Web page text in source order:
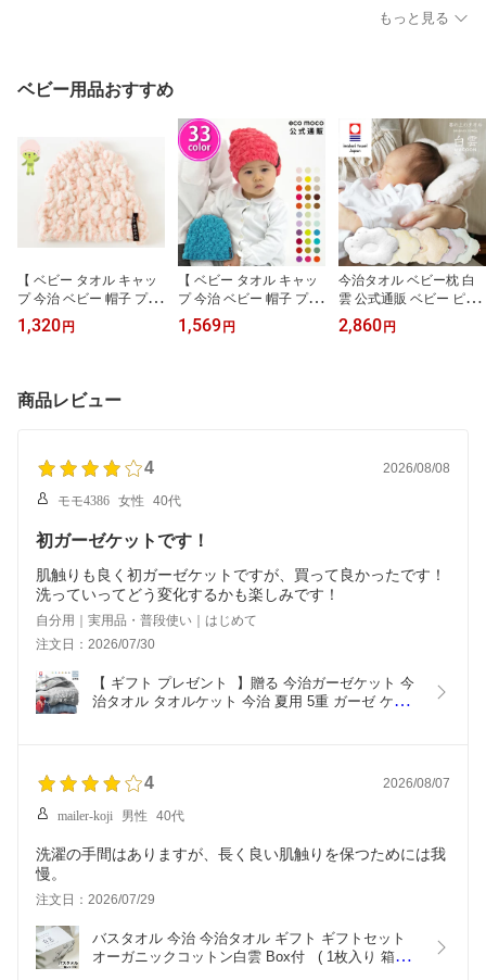
祝い 義母 癒しグッズ 実
用的 タオル 母の日
イズ 送料無料 Hacoon Bi
g size Bath Towel 日本製
もっと見る
ベビー用品おすすめ
【 ベビー タオル キャッ
プ 今治 ベビー 帽子 プー
ル お風呂上がり 】ベビ
ー エコモコ アニマル タ
co animal Towel Cap 日
本製
1,320 円
【 ベビー タオル キャッ
プ 今治 ベビー 帽子 プー
ル お風呂上がり 】 ベビ
ー モコモコ タオル キャ
1,569 円
今治タオル ベビー枕 白
雲 公式通販 ベビー ピロ
ー 究極の肌触り 白雲 授
乳まくら HACOON Baby
2,860 円
商品レビュー
4 2026/08/08
モモ4386 女性 40代
初ガーゼケットです！
肌触りも良く初ガーゼケットですが、買って良かったです！
洗っていってどう変化するかも楽しみです！
自分用｜実用品・普段使い｜はじめて
注文日：2026/07/30
【 ギフト プレゼント  】贈る 今治ガーゼケット 今
治タオル タオルケット 今治 夏用 5重 ガーゼ ケッ
け
4 2026/08/07
mailer-koji 男性 40代
洗濯の手間はありますが、長く良い肌触りを保つためには我
慢。
注文日：2026/07/29
バスタオル 今治 今治タオル ギフト ギフトセット
オーガニックコットン白雲 Box付   ( 1枚入り 箱入